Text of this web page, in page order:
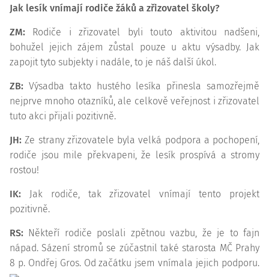
Jak lesík vnímají rodiče žáků a zřizovatel školy?
ZM: Rodiče i zřizovatel byli touto aktivitou nadšeni,
bohužel jejich zájem zůstal pouze u aktu výsadby. Jak
zapojit tyto subjekty i nadále, to je náš další úkol.
ZB: Výsadba takto hustého lesíka přinesla samozřejmě
nejprve mnoho otazníků, ale celkově veřejnost i zřizovatel
tuto akci přijali pozitivně.
JH: Ze strany zřizovatele byla velká podpora a pochopení,
rodiče jsou mile překvapeni, že lesík prospívá a stromy
rostou!
IK: Jak rodiče, tak zřizovatel vnímají tento projekt
pozitivně.
RS: Někteří rodiče poslali zpětnou vazbu, že je to fajn
nápad. Sázení stromů se zúčastnil také starosta MČ Prahy
8 p. Ondřej Gros. Od začátku jsem vnímala jejich podporu.